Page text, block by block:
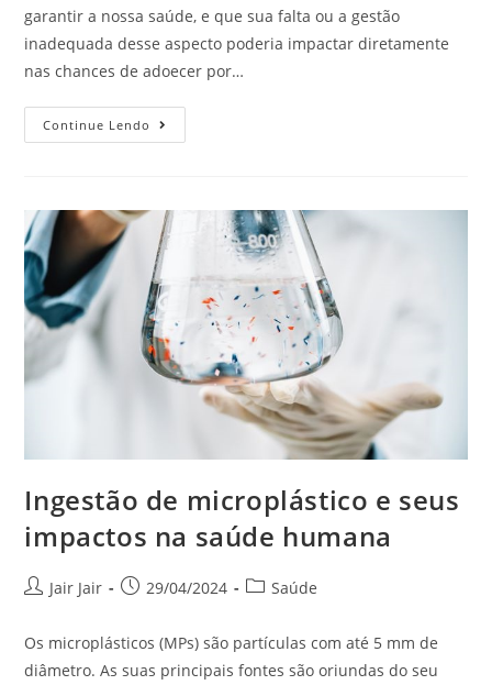
garantir a nossa saúde, e que sua falta ou a gestão
inadequada desse aspecto poderia impactar diretamente
nas chances de adoecer por…
Continue Lendo
Ingestão de microplástico e seus
impactos na saúde humana
Jair Jair 29/04/2024 Saúde
Os microplásticos (MPs) são partículas com até 5 mm de
diâmetro. As suas principais fontes são oriundas do seu